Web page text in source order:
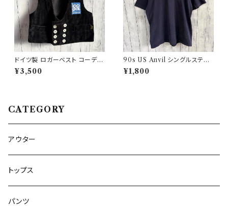
ドイツ製 ロガーベスト コーデュ
ロイベスト ワークベスト 黒 ダブ
ルブレスト
¥3,500
90s US Anvil シングルステッ
チTシャツ ニューヨーク警察 ヴ
ィンテージ
¥1,800
CATEGORY
アウター
トップス
パンツ